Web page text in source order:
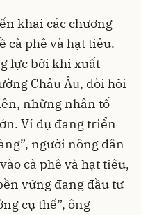
khai các chương
phê và hạt tiêu.
lực bởi khi xuất
Châu Âu, đòi hỏi
những nhân tố
Ví dụ đang triển
người nông dân
cà phê và hạt tiêu,
vững đang đầu tư
cụ thể”, ông